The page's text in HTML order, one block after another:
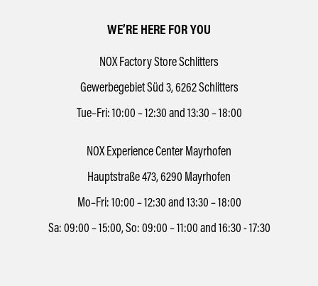
WE’RE HERE FOR YOU
NOX Factory Store Schlitters
Gewerbegebiet Süd 3, 6262 Schlitters
Tue–Fri: 10:00 – 12:30 and 13:30 – 18:00
NOX Experience Center Mayrhofen
Hauptstraße 473, 6290 Mayrhofen
Mo–Fri: 10:00 – 12:30 and 13:30 – 18:00
Sa: 09:00 – 15:00, So: 09:00 – 11:00 and 16:30 - 17:30